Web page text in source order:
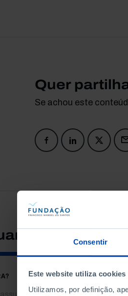
Consentir
Este website utiliza cookies
Utilizamos, por definição,
Quer
Se achou este
a pesquisar